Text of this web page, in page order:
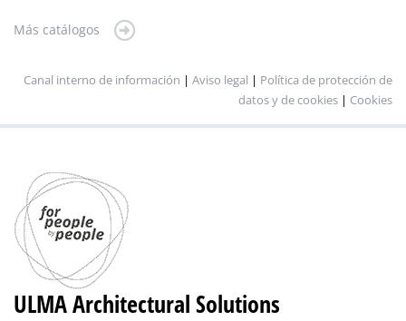
Más catálogos
Canal interno de información | Aviso legal | Política de protección de
datos y de cookies | Cookies
ULMA Architectural Solutions